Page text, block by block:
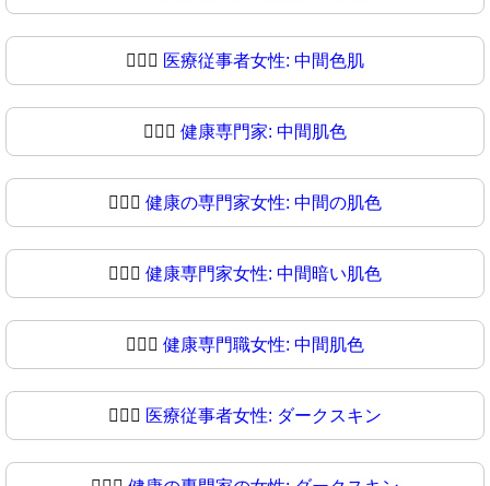
👩🏼‍⚕ 医療従事者女性: 中間色肌
👩🏽‍⚕️ 健康専門家: 中間肌色
👩🏽‍⚕ 健康の専門家女性: 中間の肌色
👩🏾‍⚕️ 健康専門家女性: 中間暗い肌色
👩🏾‍⚕ 健康専門職女性: 中間肌色
👩🏿‍⚕️ 医療従事者女性: ダークスキン